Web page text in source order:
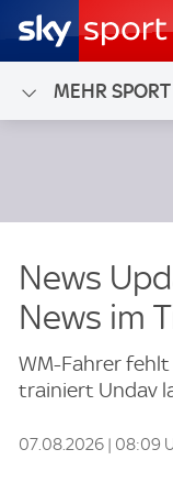
MEHR SPORT
News
News im
WM-Fahrer
trainiert Undav
07.08.2026 | 08:09